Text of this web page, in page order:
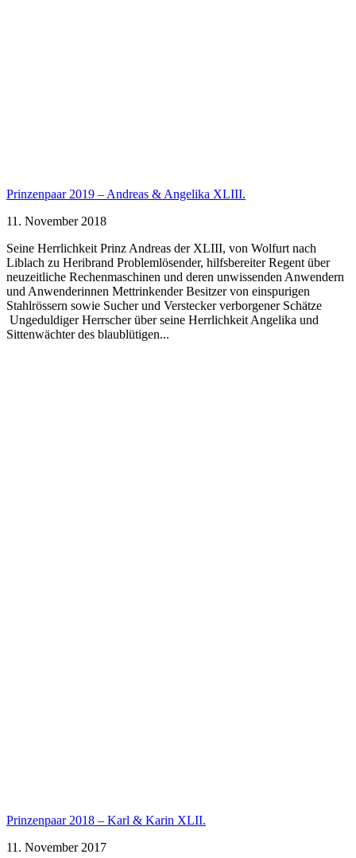
Prinzenpaar 2019 – Andreas & Angelika XLIII.
11. November 2018
Seine Herrlichkeit Prinz Andreas der XLIII, von Wolfurt nach
Liblach zu Heribrand Problemlösender, hilfsbereiter Regent über
neuzeitliche Rechenmaschinen und deren unwissenden Anwendern
und Anwenderinnen Mettrinkender Besitzer von einspurigen
Stahlrössern sowie Sucher und Verstecker verborgener Schätze
Ungeduldiger Herrscher über seine Herrlichkeit Angelika und
Sittenwächter des blaublütigen...
Prinzenpaar 2018 – Karl & Karin XLII.
11. November 2017